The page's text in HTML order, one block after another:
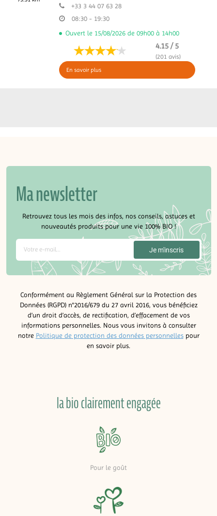
+33 3 44 07 63 28
08:30 - 19:30
Ouvert le 15/08/2026 de 09h00 à 14h00
4.15 / 5
(201 avis)
En savoir plus
Ma newsletter
Retrouvez tous les mois des infos, nos conseils, astuces et
nouveautés produits pour une vie 100% BIO !
Conformément au Règlement Général sur la Protection des
Données (RGPD) n°2016/679 du 27 avril 2016, vous bénéficiez
d’un droit d’accès, de rectification, d’effacement de vos
informations personnelles. Nous vous invitons à consulter
notre Politique de protection des données personnellespour
en savoir plus.
la bio clairement engagée
Pour le goût